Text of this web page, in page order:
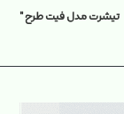
تیشرت مدل فیت طرح "SUN ۲"